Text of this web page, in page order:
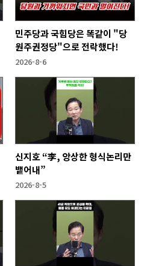
민주당과 국힘당은 똑같이 "당
원주권정당"으로 전락했다!
2026-8-6
신지호 “李, 앙상한 형식논리만
뱉어내”
2026-8-5